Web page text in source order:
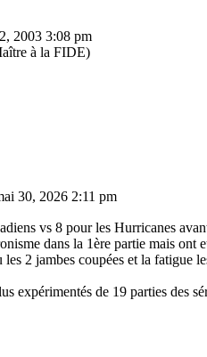
2003 3:08 pm
à la FIDE)
30, 2026 2:11 pm
vs 8 pour les Hurricanes
dans la 1ère partie mais
2 jambes coupées et la fatigue
expérimentés de 19 parties des